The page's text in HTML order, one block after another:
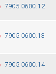
7905.0600.12
7905.0600.13
7905.0600.14